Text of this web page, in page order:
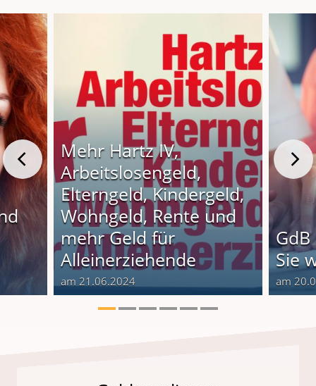
Mehr Hartz IV,
Arbeitslosengeld,
Elterngeld, Kindergeld,
Wohngeld, Rente und
mehr Geld für
Alleinerziehende
am 21.06.2024
Sie
am